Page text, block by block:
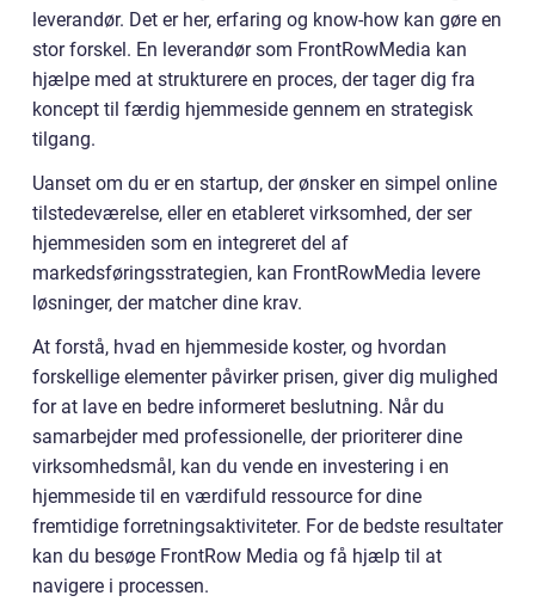
leverandør. Det er her, erfaring og know-how kan gøre en
stor forskel. En leverandør som FrontRowMedia kan
hjælpe med at strukturere en proces, der tager dig fra
koncept til færdig hjemmeside gennem en strategisk
tilgang.
Uanset om du er en startup, der ønsker en simpel online
tilstedeværelse, eller en etableret virksomhed, der ser
hjemmesiden som en integreret del af
markedsføringsstrategien, kan FrontRowMedia levere
løsninger, der matcher dine krav.
At forstå, hvad en hjemmeside koster, og hvordan
forskellige elementer påvirker prisen, giver dig mulighed
for at lave en bedre informeret beslutning. Når du
samarbejder med professionelle, der prioriterer dine
virksomhedsmål, kan du vende en investering i en
hjemmeside til en værdifuld ressource for dine
fremtidige forretningsaktiviteter. For de bedste resultater
kan du besøge FrontRow Media og få hjælp til at
navigere i processen.